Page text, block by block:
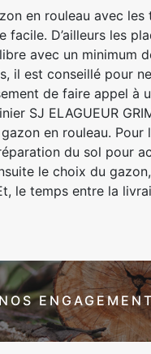
en rouleau avec les
facile. D’ailleurs les
avec un minimum
il est conseillé pour
de faire appel à
SJ ELAGUEUR
en rouleau. Pour
du sol pour
le choix du
le temps entre la